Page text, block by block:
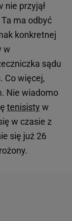
nie przyjął
ma odbyć
konkretnej
w
sądu
Co więcej,
Nie wiadomo
tenisisty w
w czasie z
się już 26